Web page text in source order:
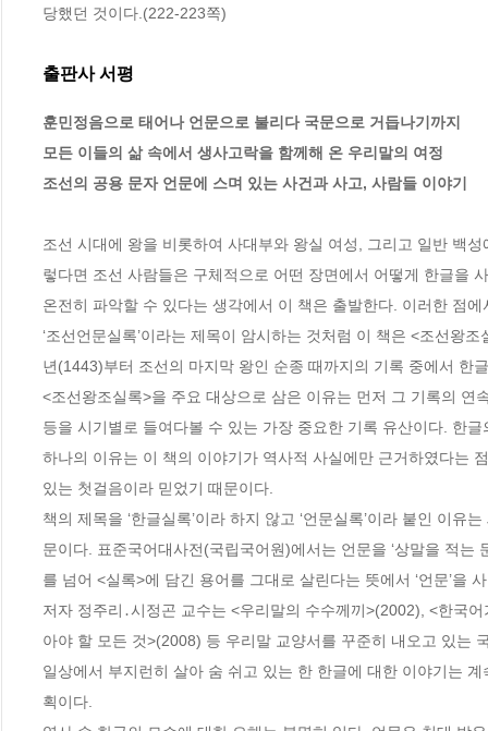
당했던 것이다.(222-223쪽)
출판사 서평
훈민정음으로 태어나 언문으로 불리다 국문으로 거듭나기까지
모든 이들의 삶 속에서 생사고락을 함께해 온 우리말의 여정
조선의 공용 문자 언문에 스며 있는 사건과 사고, 사람들 이야기
조선 시대에 왕을 비롯하여 사대부와 왕실 여성, 그리고 일반 백
렇다면 조선 사람들은 구체적으로 어떤 장면에서 어떻게 한글을
온전히 파악할 수 있다는 생각에서 이 책은 출발한다. 이러한 점
‘조선언문실록’이라는 제목이 암시하는 것처럼 이 책은 <조선왕
년(1443)부터 조선의 마지막 왕인 순종 때까지의 기록 중에서 한
<조선왕조실록>을 주요 대상으로 삼은 이유는 먼저 그 기록의
등을 시기별로 들여다볼 수 있는 가장 중요한 기록 유산이다. 한
하나의 이유는 이 책의 이야기가 역사적 사실에만 근거하였다는
있는 첫걸음이라 믿었기 때문이다.
책의 제목을 ‘한글실록’이라 하지 않고 ‘언문실록’이라 붙인 이유
문이다. 표준국어대사전(국립국어원)에서는 언문을 ‘상말을 적
를 넘어 <실록>에 담긴 용어를 그대로 살린다는 뜻에서 ‘언문’을
저자 정주리․시정곤 교수는 <우리말의 수수께끼>(2002), <한국
아야 할 모든 것>(2008) 등 우리말 교양서를 꾸준히 내오고 있는
일상에서 부지런히 살아 숨 쉬고 있는 한 한글에 대한 이야기는
획이다.